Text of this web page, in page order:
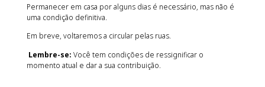
Permanecer em casa por alguns dias é necessário, mas não é
uma condição definitiva.
Em breve, voltaremos a circular pelas ruas.
Lembre-se: Você tem condições de ressignificar o
momento atual e dar a sua contribuição.